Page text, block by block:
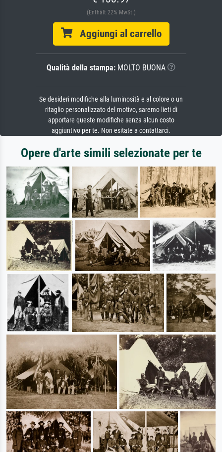
(Enthält 22% MwSt.)
Aggiungi al carrello
Qualità della stampa: MOLTO BUONA
Se desideri modifiche alla luminosità e al colore o un
ritaglio personalizzato del motivo, saremo lieti di
apportare queste modifiche senza alcun costo
aggiuntivo per te. Non esitate a contattarci.
Opere d'arte simili selezionate per te